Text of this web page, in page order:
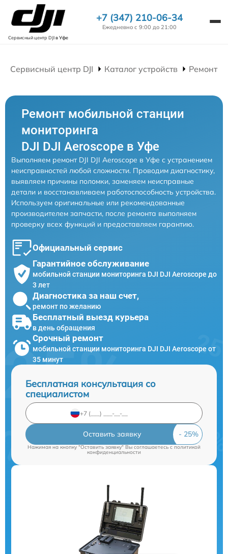
Сервисный центр DJIв Уфе
+7 (347) 210-06-34
Ежедневно с 9:00 до 21:00
Сервисный центр DJI Каталог устройств Ремонт
Ремонт мобильной станции
мониторинга
DJI DJI Aeroscope в Уфе
Выполняем ремонт DJI DJI Aeroscope в Уфе с устранением
неисправностей любой сложности. Проводим диагностику,
выявляем причины поломки, заменяем неисправные
детали и восстанавливаем работоспособность устройства.
Используем оригинальные или рекомендованные
производителем запчасти, после ремонта выполняем
проверку всех функций и предоставляем гарантию.
Официальный сервис
Гарантийное обслуживание
мобильной станции мониторинга DJI DJI Aeroscope до
3 лет
Диагностика за наш счет,
ремонт по желанию
Бесплатный выезд курьера
в день обращения
Срочный ремонт
мобильной станции мониторинга DJI DJI Aeroscope от
35 минут
Бесплатная консультация со
специалистом
Оставить заявку
Нажимая на кнопку "Оставить заявку" Вы соглашаетесь cполитикой
конфиденциальности